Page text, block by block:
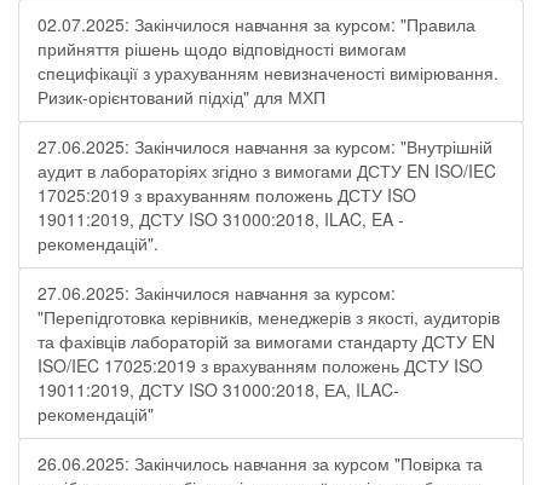
02.07.2025: Закінчилося навчання за курсом: "Правила
прийняття рішень щодо відповідності вимогам
специфікації з урахуванням невизначеності вимірювання.
Ризик-орієнтований підхід" для МХП
27.06.2025: Закінчилося навчання за курсом: "Внутрішній
аудит в лабораторіях згідно з вимогами ДСТУ EN ISO/IEC
17025:2019 з врахуванням положень ДСТУ ISO
19011:2019, ДСТУ ISO 31000:2018, ILAC, EA -
рекомендацій".
27.06.2025: Закінчилося навчання за курсом:
"Перепідготовка керівників, менеджерів з якості, аудиторів
та фахівців лабораторій за вимогами стандарту ДСТУ EN
ISO/IEC 17025:2019 з врахуванням положень ДСТУ ISO
19011:2019, ДСТУ ISO 31000:2018, ЕА, ILAC-
рекомендацій"
26.06.2025: Закінчилось навчання за курсом "Повірка та